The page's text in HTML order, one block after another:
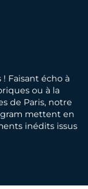
Faisant écho à
ou à la
de Paris, notre
mettent en
inédits issus